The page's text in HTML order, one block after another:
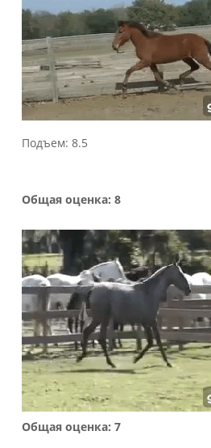
Подъем: 8.5
Общая оценка: 8
Общая оценка: 7